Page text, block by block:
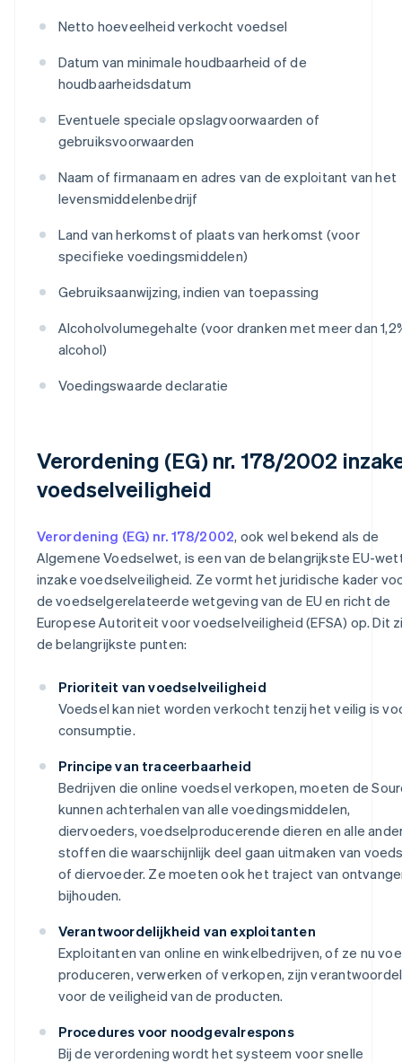
Netto hoeveelheid verkocht voedsel
Datum van minimale houdbaarheid of de
houdbaarheidsdatum
Eventuele speciale opslagvoorwaarden of
gebruiksvoorwaarden
Naam of firmanaam en adres van de exploitant van het
levensmiddelenbedrijf
Land van herkomst of plaats van herkomst (voor
specifieke voedingsmiddelen)
Gebruiksaanwijzing, indien van toepassing
Alcoholvolumegehalte (voor dranken met meer dan
alcohol)
Voedingswaarde declaratie
Verordening (EG) nr. 178/2002
voedselveiligheid
Verordening (EG) nr. 178/2002, ook wel bekend als de
Algemene Voedselwet, is een van de belangrijkste EU-
inzake voedselveiligheid. Ze vormt het juridische kader
de voedselgerelateerde wetgeving van de EU en richt de
Europese Autoriteit voor voedselveiligheid (EFSA) op. Dit
de belangrijkste punten:
Prioriteit van voedselveiligheid
Voedsel kan niet worden verkocht tenzij het veilig is
consumptie.
Principe van traceerbaarheid
Bedrijven die online voedsel verkopen, moeten de
kunnen achterhalen van alle voedingsmiddelen,
diervoeders, voedselproducerende dieren en alle
stoffen die waarschijnlijk deel gaan uitmaken van
of diervoeder. Ze moeten ook het traject van
bijhouden.
Verantwoordelijkheid van exploitanten
Exploitanten van online en winkelbedrijven, of ze nu
produceren, verwerken of verkopen, zijn
voor de veiligheid van de producten.
Procedures voor noodgevalrespons
Bij de verordening wordt het systeem voor snelle